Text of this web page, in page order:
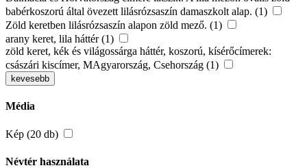
babérkoszorú által övezett lilásrózsaszín damaszkolt alap. (1)
Zöld keretben lilásrózsaszín alapon zöld mező. (1)
arany keret, lila háttér (1)
zöld keret, kék és világossárga háttér, koszorú, kísérőcímerek:
császári kiscímer, MAgyarország, Csehország (1)
kevesebb
Média
Kép (20 db)
Névtér használata